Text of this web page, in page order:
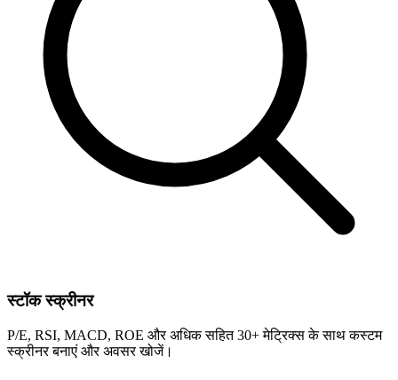
स्टॉक स्क्रीनर
P/E, RSI, MACD, ROE और अधिक सहित 30+ मेट्रिक्स के साथ कस्टम
स्क्रीनर बनाएं और अवसर खोजें।